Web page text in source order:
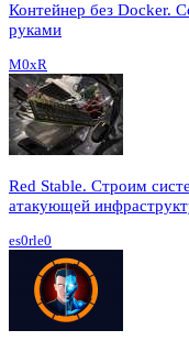
Контейнер без Docker.
руками
M0xR
Red Stable. Строим
атакующей
es0rle0